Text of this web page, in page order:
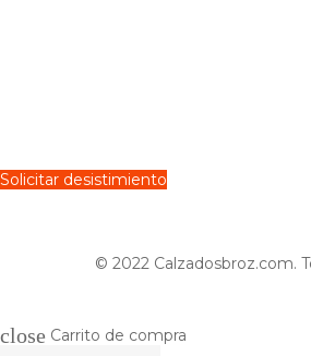
Solicitar desistimiento
© 2022 Calzadosbroz.com.
close Carrito de compra